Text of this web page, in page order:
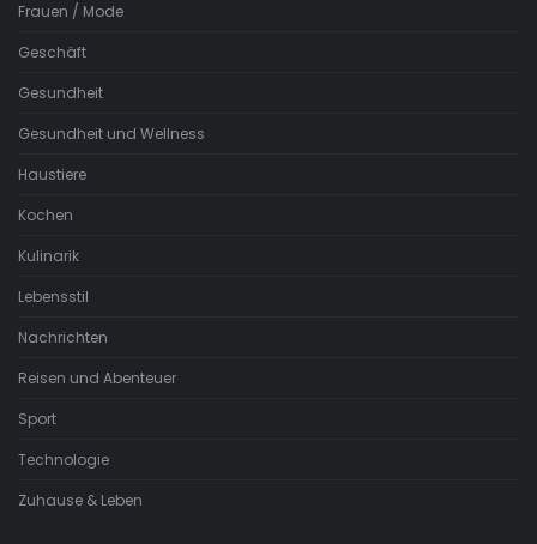
Frauen / Mode
Geschäft
Gesundheit
Gesundheit und Wellness
Haustiere
Kochen
Kulinarik
Lebensstil
Nachrichten
Reisen und Abenteuer
Sport
Technologie
Zuhause & Leben